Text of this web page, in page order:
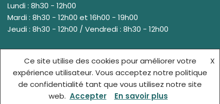
Lundi : 8h30 - 12h00
Mardi : 8h30 - 12h00 et 16h00 - 19h00
Jeudi : 8h30 - 12h00 / Vendredi : 8h30 - 12h00
© {site_title} {current_year}
ACCUEIL
MENTIONS LÉGALES
POLITIQUE DE CONFIDENTIALITÉ
CONTACT
Ce site utilise des cookies pour améliorer votre
expérience utilisateur. Vous acceptez notre politique
de confidentialité tant que vous utilisez notre site
web.
X
Accepter En savoir plus